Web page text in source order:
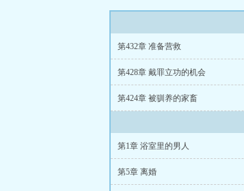
第432章 准备营救
第428章 戴罪立功的机会
第424章 被驯养的家畜
第1章 浴室里的男人
第5章 离婚